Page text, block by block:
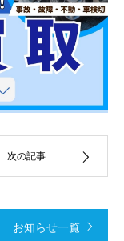
次の記事
お知らせ一覧